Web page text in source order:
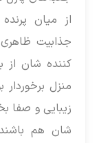
از میان
جذابیت
کننده شان از
منزل
زیبایی و صفا
شان هم